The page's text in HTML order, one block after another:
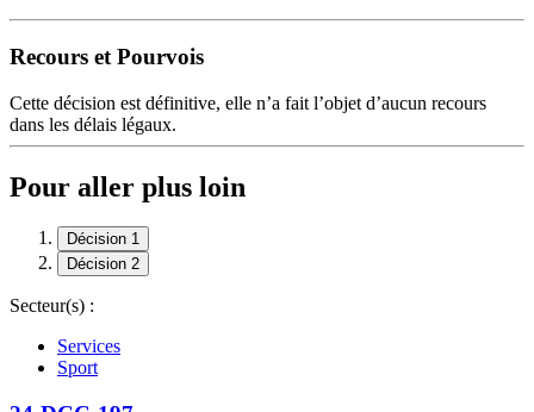
Recours et Pourvois
Cette décision est définitive, elle n’a fait l’objet d’aucun recours
dans les délais légaux.
Pour aller plus loin
Décision 1
Décision 2
Secteur(s) :
Services
Sport